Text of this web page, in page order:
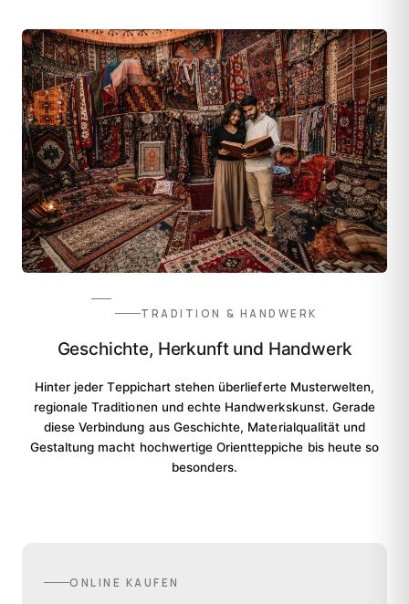
TRADITION & HANDWERK
Geschichte, Herkunft und Handwerk
Hinter jeder Teppichart stehen überlieferte Musterwelten,
regionale Traditionen und echte Handwerkskunst. Gerade
diese Verbindung aus Geschichte, Materialqualität und
Gestaltung macht hochwertige Orientteppiche bis heute so
besonders.
ONLINE KAUFEN